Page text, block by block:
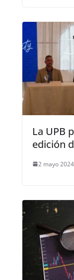
La UPB
edición
2 mayo 2024